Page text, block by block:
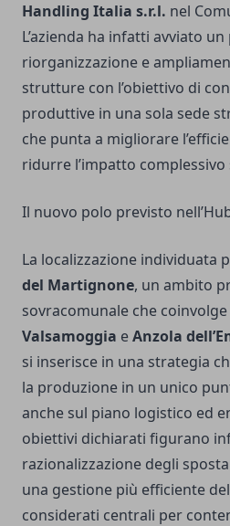
Handling Italia s.r.l. nel
L’azienda ha infatti avviato
riorganizzazione e
strutture con l’obiettivo di
produttive in una sola sede
che punta a migliorare
ridurre l’impatto
Il nuovo polo previsto
La localizzazione individuata
del Martignone, un ambito
sovracomunale che
Valsamoggia eAnzola
si inserisce in una strategia
la produzione in un unico
anche sul piano logistico ed
obiettivi dichiarati figurano
razionalizzazione degli
una gestione più efficiente
considerati centrali per